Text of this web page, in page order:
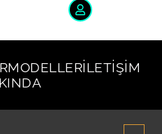
MODELLERİLETIŞIM